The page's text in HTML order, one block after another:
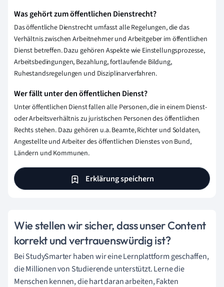
Was gehört zum öffentlichen Dienstrecht?
Das öffentliche Dienstrecht umfasst alle Regelungen, die das
Verhältnis zwischen Arbeitnehmer und Arbeitgeber im öffentlichen
Dienst betreffen. Dazu gehören Aspekte wie Einstellungsprozesse,
Arbeitsbedingungen, Bezahlung, fortlaufende Bildung,
Ruhestandsregelungen und Disziplinarverfahren.
Wer fällt unter den öffentlichen Dienst?
Unter öffentlichen Dienst fallen alle Personen, die in einem Dienst-
oder Arbeitsverhältnis zu juristischen Personen des öffentlichen
Rechts stehen. Dazu gehören u.a. Beamte, Richter und Soldaten,
Angestellte und Arbeiter des öffentlichen Dienstes von Bund,
Ländern und Kommunen.
Erklärung speichern
Wie stellen wir sicher, dass unser Content
korrekt und vertrauenswürdig ist?
Bei StudySmarter haben wir eine Lernplattform geschaffen,
die Millionen von Studierende unterstützt. Lerne die
Menschen kennen, die hart daran arbeiten, Fakten